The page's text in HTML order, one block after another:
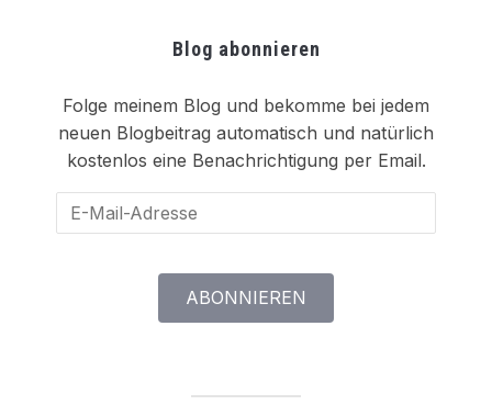
Blog abonnieren
Folge meinem Blog und bekomme bei jedem
neuen Blogbeitrag automatisch und natürlich
kostenlos eine Benachrichtigung per Email.
Mail-
ABONNIEREN